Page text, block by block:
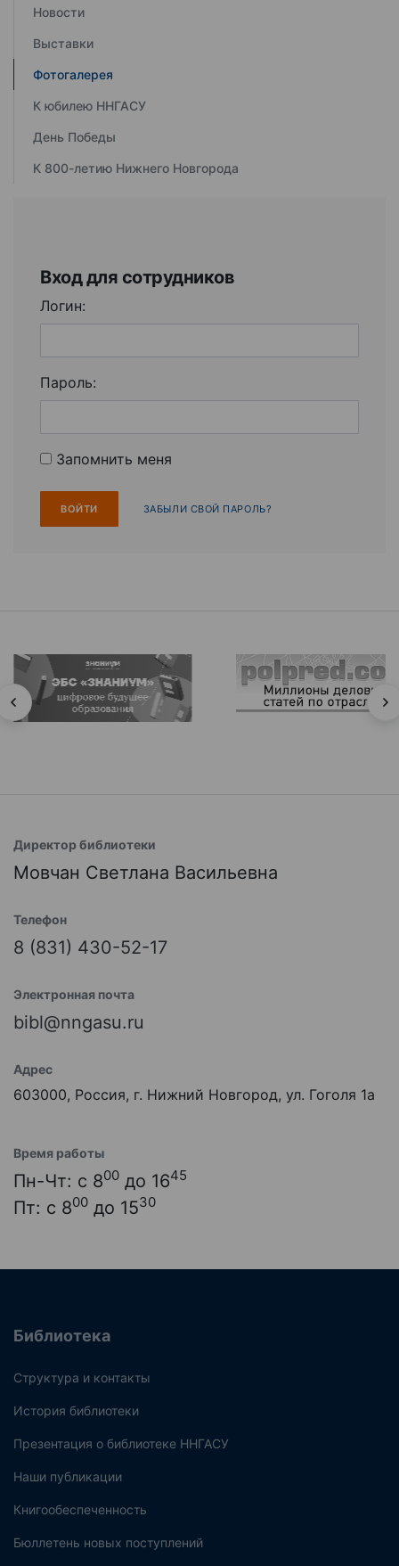
Новости
Выставки
Фотогалерея
К юбилею ННГАСУ
День Победы
К 800-летию Нижнего Новгорода
Вход для сотрудников
Логин:
Пароль:
Запомнить меня
ЗАБЫЛИ СВОЙ ПАРОЛЬ?
Директор библиотеки
Мовчан Светлана Васильевна
Телефон
8 (831) 430-52-17
Электронная почта
bibl@nngasu.ru
Адрес
603000, Россия, г. Нижний Новгород, ул. Гоголя 1а
Время работы
Пн-Чт: с 800 до 1645
Пт: с 800 до 1530
Библиотека
Структура и контакты
История библиотеки
Презентация о библиотеке ННГАСУ
Наши публикации
Книгообеспеченность
Бюллетень новых поступлений